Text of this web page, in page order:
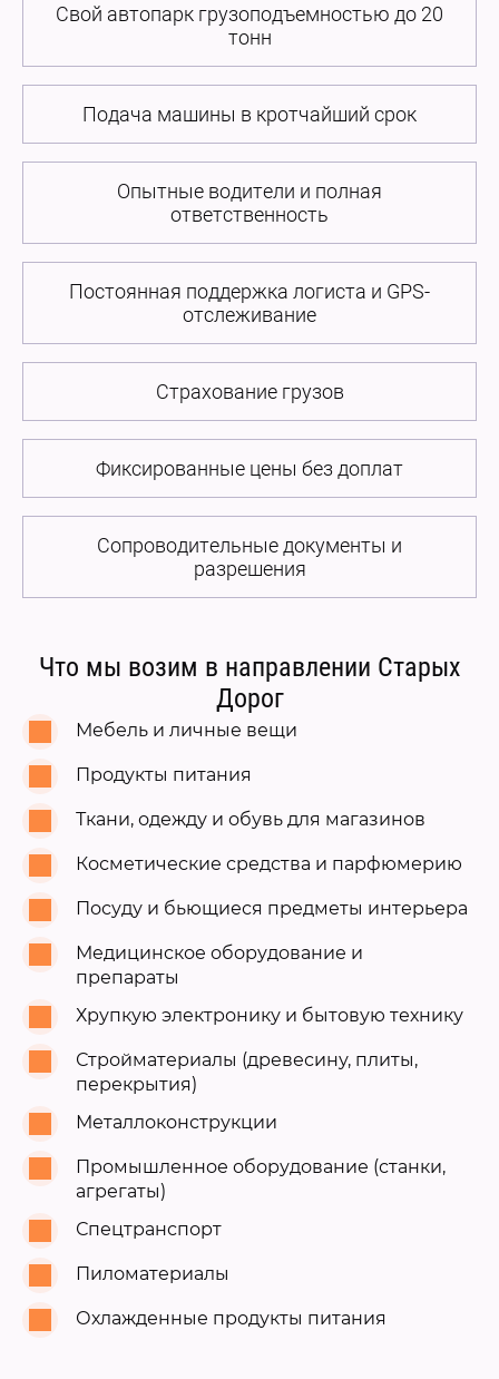
Свой автопарк грузоподъемностью до 20
тонн
Подача машины в кротчайший срок
Опытные водители и полная
ответственность
Постоянная поддержка логиста и GPS-
отслеживание
Страхование грузов
Фиксированные цены без доплат
Сопроводительные документы и
разрешения
Что мы возим в направлении Старых
Дорог
Мебель и личные вещи
Продукты питания
Ткани, одежду и обувь для магазинов
Косметические средства и парфюмерию
Посуду и бьющиеся предметы интерьера
Медицинское оборудование и
препараты
Хрупкую электронику и бытовую технику
Стройматериалы (древесину, плиты,
перекрытия)
Металлоконструкции
Промышленное оборудование (станки,
агрегаты)
Спецтранспорт
Пиломатериалы
Охлажденные продукты питания